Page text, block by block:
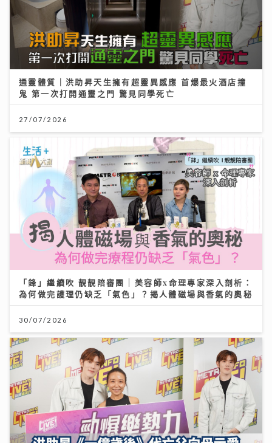
通靈體質｜洪助昇天生擁有超靈異感應 首爆最火酒店撞
鬼 第一次打開通靈之門 驚見同學死亡
27/07/2026
「鋒」繼續吹 靚靚陪審團 | 美容師x命理專家深入剖析：
為何做完護理仍缺乏「氣色」？揭人體磁場與香氣的奧秘
30/07/2026